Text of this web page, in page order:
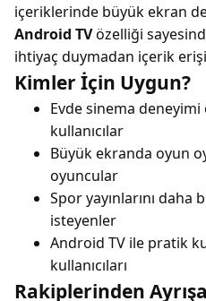
içeriklerinde büyük ekran
Android TVözelliği
ihtiyaç duymadan içerik
Kimler İçin Uygun?
Evde sinema
kullanıcılar
Büyük ekranda oyun
oyuncular
Spor yayınlarını
isteyenler
Android TV ile pratik
kullanıcıları
Rakiplerinden